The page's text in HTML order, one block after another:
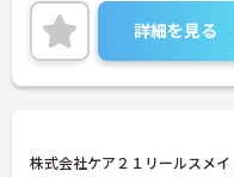
福利厚生が充実しています
ており、安心して長くご勤
ご興味のある方には、面接
に詳細をご案内しますので
詳細を見る
株式会社ケア２１リールスメイ